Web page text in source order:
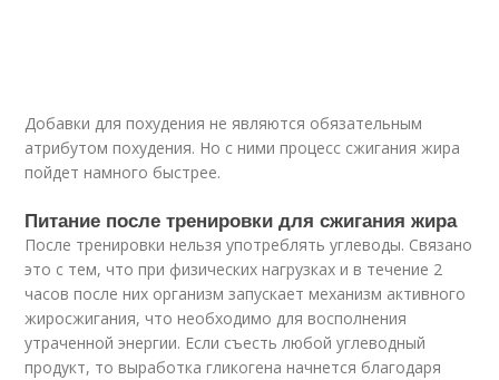
Добавки для похудения не являются обязательным
атрибутом похудения. Но с ними процесс сжигания жира
пойдет намного быстрее.
Питание после тренировки для сжигания жира
После тренировки нельзя употреблять углеводы. Связано
это с тем, что при физических нагрузках и в течение 2
часов после них организм запускает механизм активного
жиросжигания, что необходимо для восполнения
утраченной энергии. Если съесть любой углеводный
продукт, то выработка гликогена начнется благодаря